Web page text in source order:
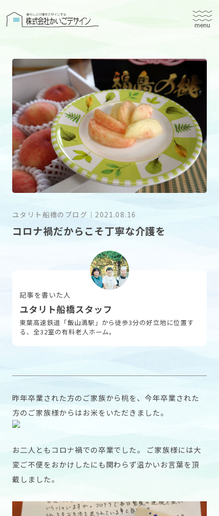
株式会社かいごデザイン
有料老人ホームユタリト
ユタリト船橋
ユタリト市川
デイサービスネスト実籾
建築設計
ブログ
会社案内
個人情報保護方針
採用情報
ユタリト船橋のブログ ｜ 2021.08.16
コロナ禍だからこそ丁寧な介護を
記事を書いた人
ユタリト船橋スタッフ
東葉高速鉄道「飯山満駅」から徒歩3分の好立地に位置す
る、全32室の有料老人ホーム。
昨年卒業された方のご家族から桃を、今年卒業された
方のご家族様からはお米をいただきました。
お二人ともコロナ禍での卒業でした。 ご家族様には大
変ご不便をおかけしたにも関わらず温かいお言葉を頂
戴しました。